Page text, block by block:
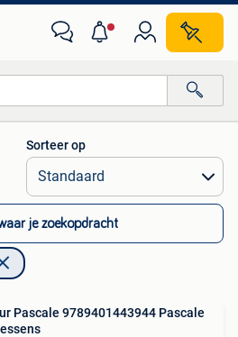
afstanden…
Sorteer op
je zoekopdracht
Pascale 9789401443944 Pascale